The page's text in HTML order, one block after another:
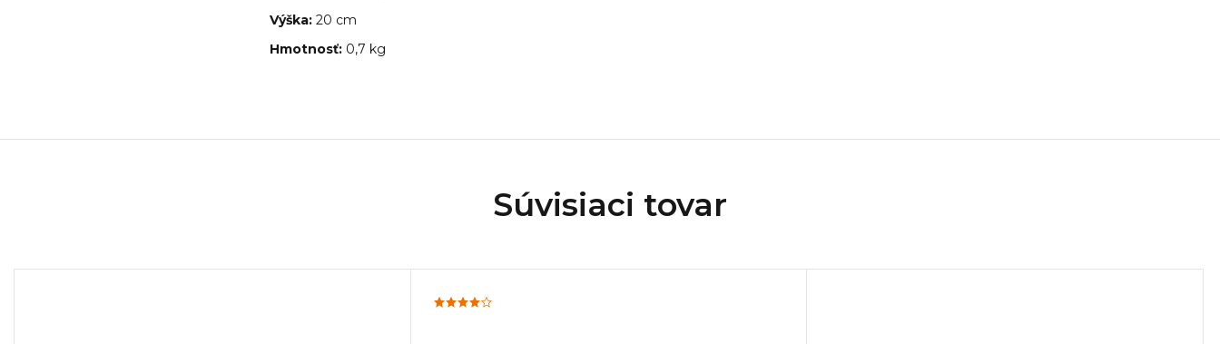
Výška: 20 cm
Hmotnosť: 0,7 kg
Súvisiaci tovar